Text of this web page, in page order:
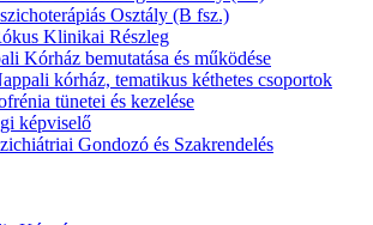
Osztály (B fsz.)
Klinikai Részleg
Kórház bemutatása és működése
kórház, tematikus kéthetes csoportok
tünetei és kezelése
képviselő
Gondozó és Szakrendelés